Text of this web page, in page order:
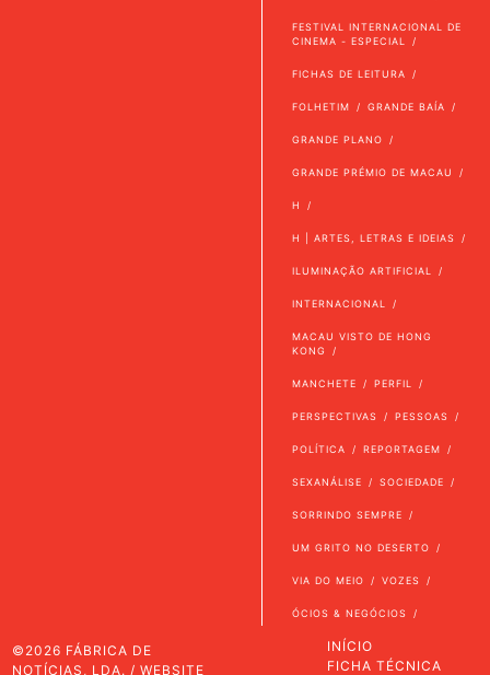
FESTIVAL INTERNACIONAL DE
CINEMA - ESPECIAL
FICHAS DE LEITURA
FOLHETIM GRANDE BAÍA
GRANDE PLANO
GRANDE PRÉMIO DE MACAU
H
H | ARTES, LETRAS E IDEIAS
ILUMINAÇÃO ARTIFICIAL
INTERNACIONAL
MACAU VISTO DE HONG
KONG
MANCHETE PERFIL
PERSPECTIVAS PESSOAS
POLÍTICA REPORTAGEM
SEXANÁLISE SOCIEDADE
SORRINDO SEMPRE
UM GRITO NO DESERTO
VIA DO MEIO VOZES
ÓCIOS & NEGÓCIOS
©2026 FÁBRICA DE
NOTÍCIAS, LDA. / WEBSITE
INÍCIO
FICHA TÉCNICA